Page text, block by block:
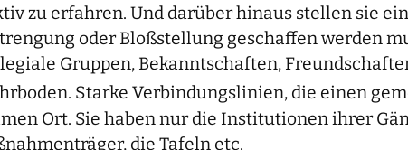
zu erfahren. Und darüber hinaus stellen sie
oder Bloßstellung geschaffen werden
Gruppen, Bekanntschaften,
Starke Verbindungslinien, die einen
Ort. Sie haben nur die Institutionen ihrer
die Tafeln etc.